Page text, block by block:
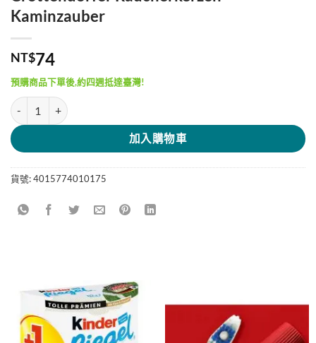
Kaminzauber
NT$74
預購商品下單後,約四週抵達臺灣!
Crottendorfer Räucherkerzen Kaminzauber 數量
加入購物車
貨號:4015774010175